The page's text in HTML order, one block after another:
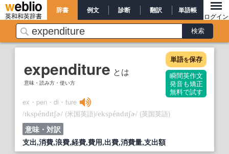
英和和英辞書
辞書 例文 診断 翻訳 単語帳
ログイン
expenditure とは
意味・読み方・使い方
単語を保存
瞬間英作文
発音も矯正
無料で試す
ex・pen・di・ture
/ɪkspéndɪtʃɚ/ (米国英語)/ekspéndɪtʃɚ/ (英国英語)
意味・対訳
支出,消費,浪費,経費,費用,出費,消費量,支出額